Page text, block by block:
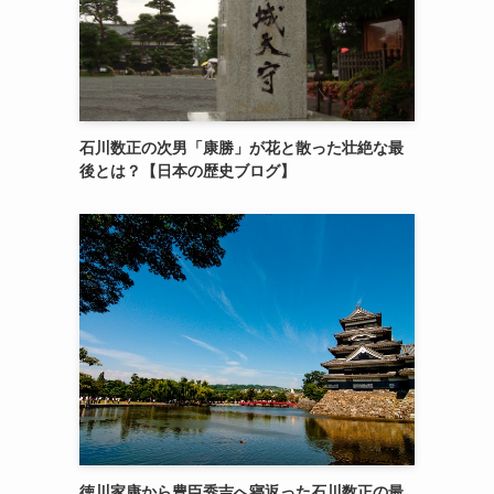
石川数正の次男「康勝」が花と散った壮絶な最
後とは？【日本の歴史ブログ】